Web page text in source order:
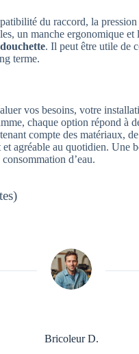
du raccord, la pression
un manche ergonomique et
douchette. Il peut être utile de
terme.
vos besoins, votre
chaque option répond à
compte des matériaux,
agréable au quotidien. Une
d’eau.
Bricoleur D.